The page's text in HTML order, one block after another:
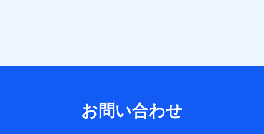
送信履歴などの情報）が含まれます。
お問い合わせ